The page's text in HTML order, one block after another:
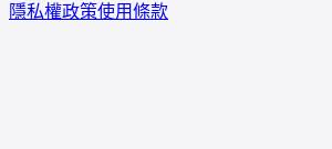
隱私權政策使用條款